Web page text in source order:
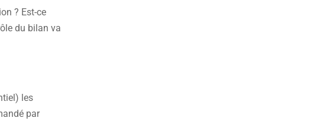
? Est-ce
du bilan va
les
par